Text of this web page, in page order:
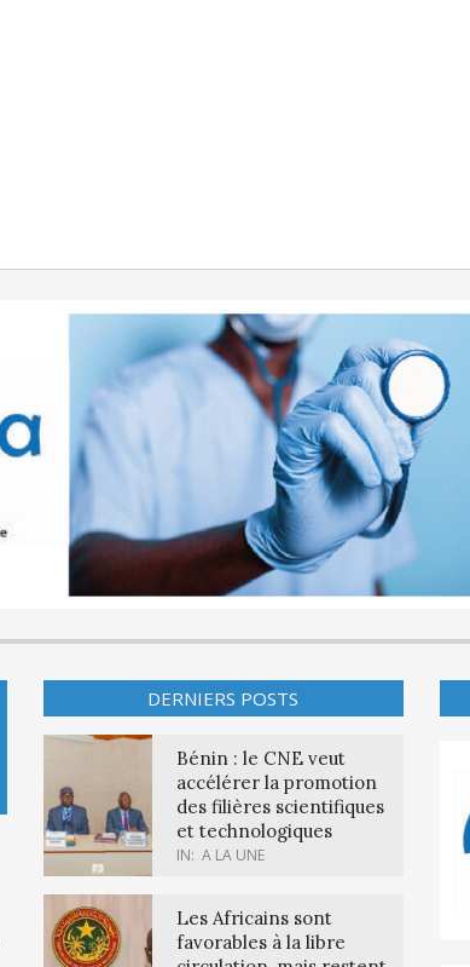
DERNIERS POSTS
Bénin : le CNE veut
accélérer la promotion
des filières scientifiques
et technologiques
IN: A LA UNE
Les Africains sont
favorables à la libre